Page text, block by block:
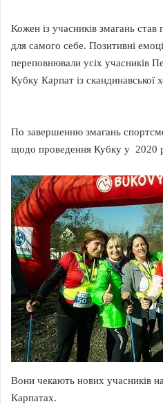
Кожен із учасників змагань
для самого себе. Позитивні
переповнювали усіх учасників
Кубку Карпат із скандинавської
По завершенню змагань
щодо проведення Кубку у 2020
Вони чекають нових учасників
Карпатах.